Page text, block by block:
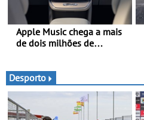
Apple Music chega a mais
de dois milhões de
Desporto